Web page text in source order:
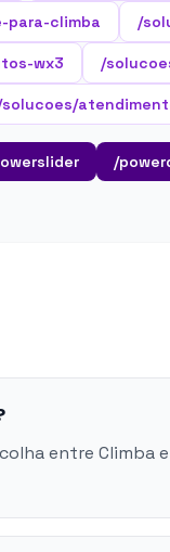
climba /
wx3 /
/
entre Climba